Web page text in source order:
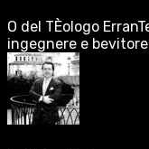
O del TÈologo
ingegnere e